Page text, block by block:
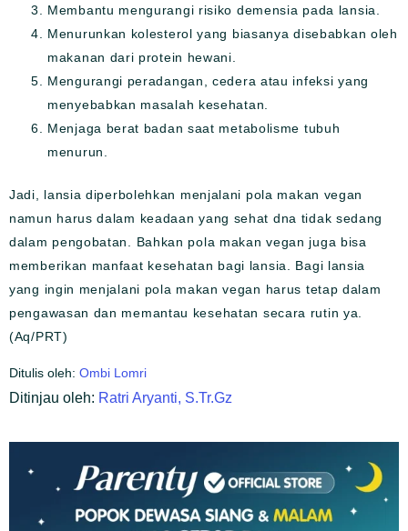
Membantu mengurangi risiko demensia pada lansia.
Menurunkan kolesterol yang biasanya disebabkan oleh
makanan dari protein hewani.
Mengurangi peradangan, cedera atau infeksi yang
menyebabkan masalah kesehatan.
Menjaga berat badan saat metabolisme tubuh
menurun.
Jadi, lansia diperbolehkan menjalani pola makan vegan
namun harus dalam keadaan yang sehat dna tidak sedang
dalam pengobatan. Bahkan pola makan vegan juga bisa
memberikan manfaat kesehatan bagi lansia. Bagi lansia
yang ingin menjalani pola makan vegan harus tetap dalam
pengawasan dan memantau kesehatan secara rutin ya.
(Aq/PRT)
Ditulis oleh: Ombi Lomri
Ditinjau oleh: Ratri Aryanti, S.Tr.Gz